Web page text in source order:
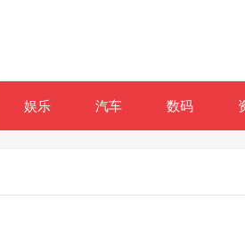
娱乐 汽车 数码